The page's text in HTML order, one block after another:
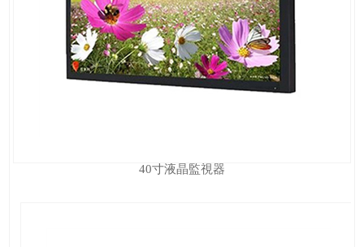
40寸液晶監視器